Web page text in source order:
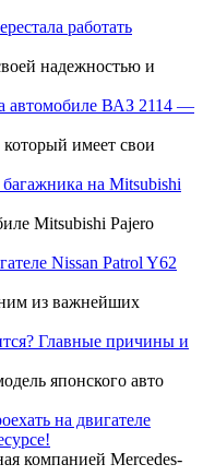
работать
надежностью и
автомобиле ВАЗ 2114 —
имеет свои
на Mitsubishi
Mitsubishi Pajero
Nissan Patrol Y62
из важнейших
Главные причины и
японского авто
на двигателе
компанией Mercedes-